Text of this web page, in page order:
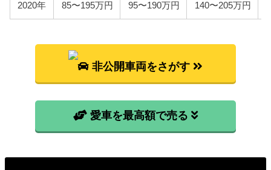
2020年 85〜195万円 95〜190万円 140〜205万円
非公開車両をさがす
愛車を最高額で売る